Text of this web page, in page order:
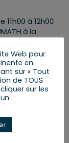
11h00 à 12h00
à la
Web pour
en
sur « Tout
de TOUS
sur les